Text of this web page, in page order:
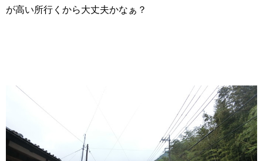
が高い所行くから大丈夫かなぁ？